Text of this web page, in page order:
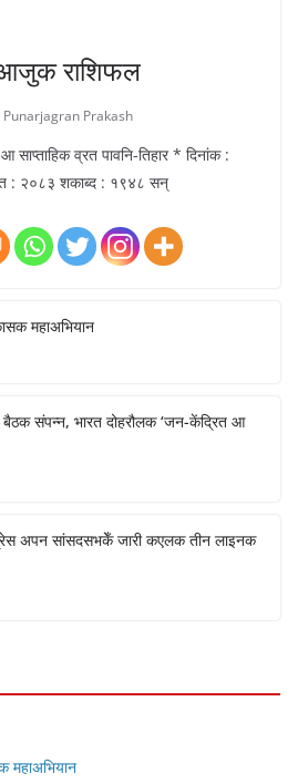
राशिफल
Prakash
व्रत पावनि-तिहार * दिनांक :
: २०८३ शकाब्द : १९४८ सन्
महाअभियान
बैठक संपन्न, भारत दोहरौलक ‘जन-केंद्रित आ
अपन सांसदसभकेँ जारी कएलक तीन लाइनक
महाअभियान